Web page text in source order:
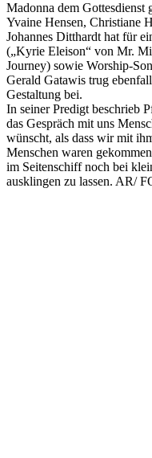
Madonna dem Gottesdienst
Yvaine Hensen, Christiane
Johannes Ditthardt hat für
(„Kyrie Eleison“ von Mr.
Journey) sowie Worship-
Gerald Gatawis trug
Gestaltung bei.
In seiner Predigt beschrieb
das Gespräch mit uns
wünscht, als dass wir mit
Menschen waren
im Seitenschiff noch bei
ausklingen zu lassen. AR/